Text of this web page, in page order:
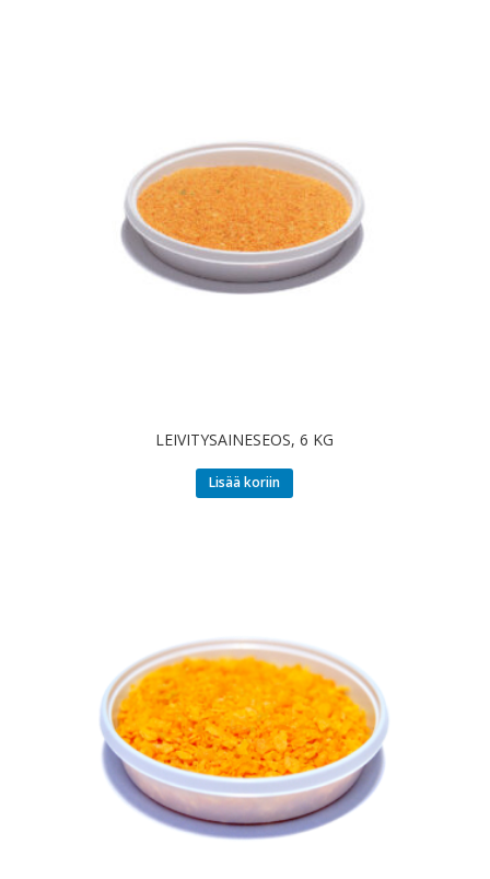
LEIVITYSAINESEOS, 6 KG
Lisää koriin